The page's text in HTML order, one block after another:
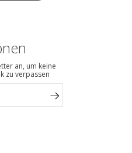
an, um keine
zu verpassen